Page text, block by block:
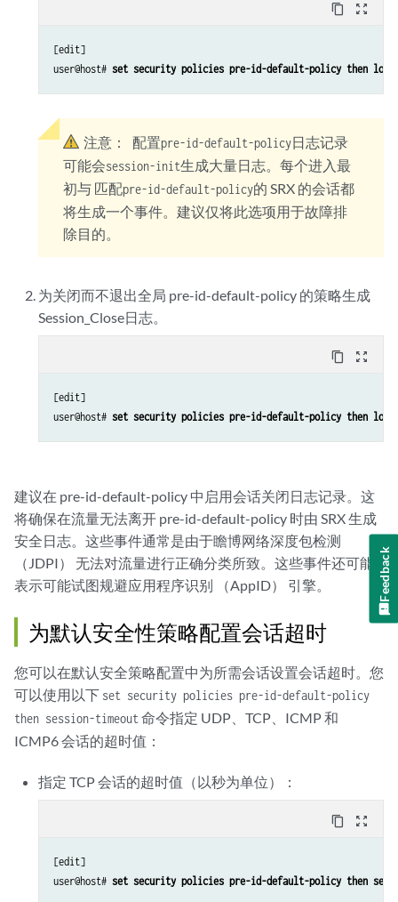
content_copy zoom_out_map
[edit]
user@host# set security policies pre-id-default-policy then log
注意： 配置pre-id-default-policy日志记录
可能会session-init生成大量日志。每个进入最
初与 匹配pre-id-default-policy的 SRX 的会话都
将生成一个事件。建议仅将此选项用于故障排
除目的。
为关闭而不退出全局 pre-id-default-policy 的策略生成
Session_Close日志。
content_copy zoom_out_map
[edit]
user@host# set security policies pre-id-default-policy then log
建议在 pre-id-default-policy 中启用会话关闭日志记录。这
将确保在流量无法离开 pre-id-default-policy 时由 SRX 生成
安全日志。这些事件通常是由于瞻博网络深度包检测
（JDPI） 无法对流量进行正确分类所致。这些事件还可能
表示可能试图规避应用程序识别 （AppID） 引擎。
为默认安全性策略配置会话超时
您可以在默认安全策略配置中为所需会话设置会话超时。您
可以使用以下 set security policies pre-id-default-policy
then session-timeout命令指定 UDP、TCP、ICMP 和
ICMP6 会话的超时值：
指定 TCP 会话的超时值（以秒为单位）：
content_copy zoom_out_map
[edit]
user@host# set security policies pre-id-default-policy then
Feedback